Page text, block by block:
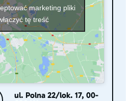
marketing pliki
tę treść
ul. Polna 22/lok. 17, 00-